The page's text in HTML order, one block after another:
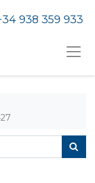
938 359 933